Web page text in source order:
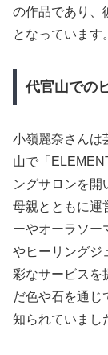
の作品であり、
となっています。
代官山での
小嶺麗奈さんは
山で「
ングサロンを開
母親とともに運
ーやオーラソー
やヒーリングジ
彩なサービスを
だ色や石を通じ
知られていまし